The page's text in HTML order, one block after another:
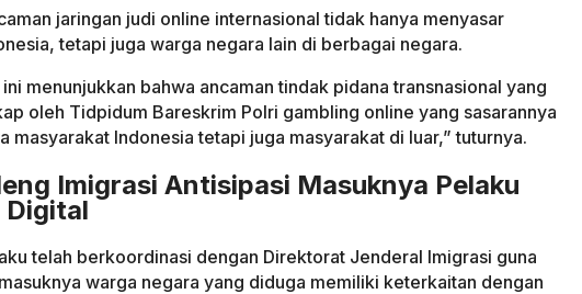
jaringan judi online internasional tidak hanya menyasar
tetapi juga warga negara lain di berbagai negara.
menunjukkan bahwa ancaman tindak pidana transnasional yang
oleh Tidpidum Bareskrim Polri gambling online yang sasarannya
masyarakat Indonesia tetapi juga masyarakat di luar,” tuturnya.
Imigrasi Antisipasi Masuknya Pelaku
Digital
telah berkoordinasi dengan Direktorat Jenderal Imigrasi guna
warga negara yang diduga memiliki keterkaitan dengan